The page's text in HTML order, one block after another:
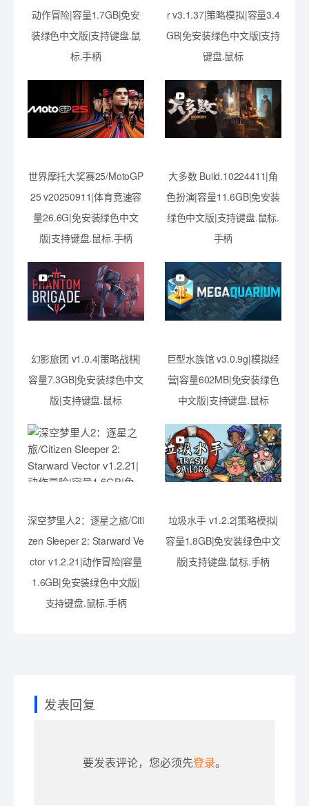
动作冒险|容量1.7GB|免安
装绿色中文版|支持键盘.鼠
标.手柄
r v3.1.37|策略模拟|容量3.4
GB|免安装绿色中文版|支持
键盘.鼠标
世界摩托大奖赛25/MotoGP
25 v20250911|体育竞速容
量26.6G|免安装绿色中文
版|支持键盘.鼠标.手柄
大多数 Build.10224411|角
色扮演|容量11.6GB|免安装
绿色中文版|支持键盘.鼠标.
手柄
幻影旅团 v1.0.4|策略战棋|
容量7.3GB|免安装绿色中文
版|支持键盘.鼠标
巨型水族馆 v3.0.9g|模拟经
营|容量602MB|免安装绿色
中文版|支持键盘.鼠标
深空梦里人2：逐星之旅/Citi
zen Sleeper 2: Starward Ve
ctor v1.2.21|动作冒险|容量
1.6GB|免安装绿色中文版|
支持键盘.鼠标.手柄
垃圾水手 v1.2.2|策略模拟|
容量1.8GB|免安装绿色中文
版|支持键盘.鼠标.手柄
发表回复
要发表评论，您必须先登录。